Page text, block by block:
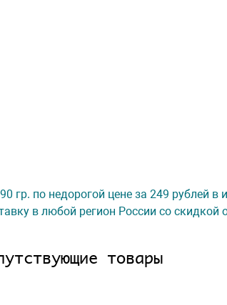
гр. по недорогой цене за 249 рублей в
в любой регион России со
товары